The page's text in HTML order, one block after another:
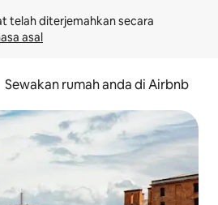
telah diterjemahkan secara
asal
Sewakan rumah anda di Airbnb